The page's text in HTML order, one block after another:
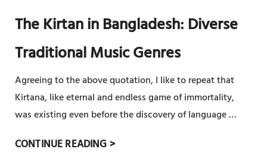
A
I
P
T
S
A
K
I
R
A
The Kirtan in Bangladesh: Diverse
Traditional Music Genres
Agreeing to the above quotation, I like to repeat that
Kirtana, like eternal and endless game of immortality,
was existing even before the discovery of language …
CONTINUE READING >T